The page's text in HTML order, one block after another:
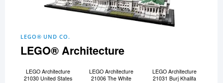
LEGO® UND CO.
LEGO® Architecture
LEGO Architecture
21030 United States
LEGO Architecture
21006 The White
LEGO Architecture
21031 Burj Khalifa